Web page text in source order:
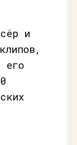
и
его